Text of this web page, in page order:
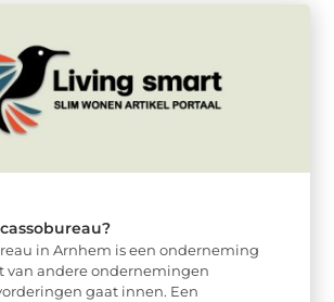
in Arnhem is een onderneming
van andere ondernemingen
gaat innen. Een